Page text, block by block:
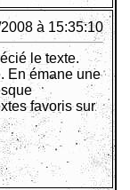
à 15:35:10
le texte.
En émane une
favoris sur